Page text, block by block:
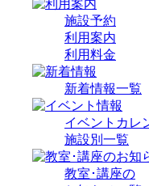
施設予約
利用案内
利用料金
新着情報一覧
イベントカレ
施設別一覧
教室･講座の